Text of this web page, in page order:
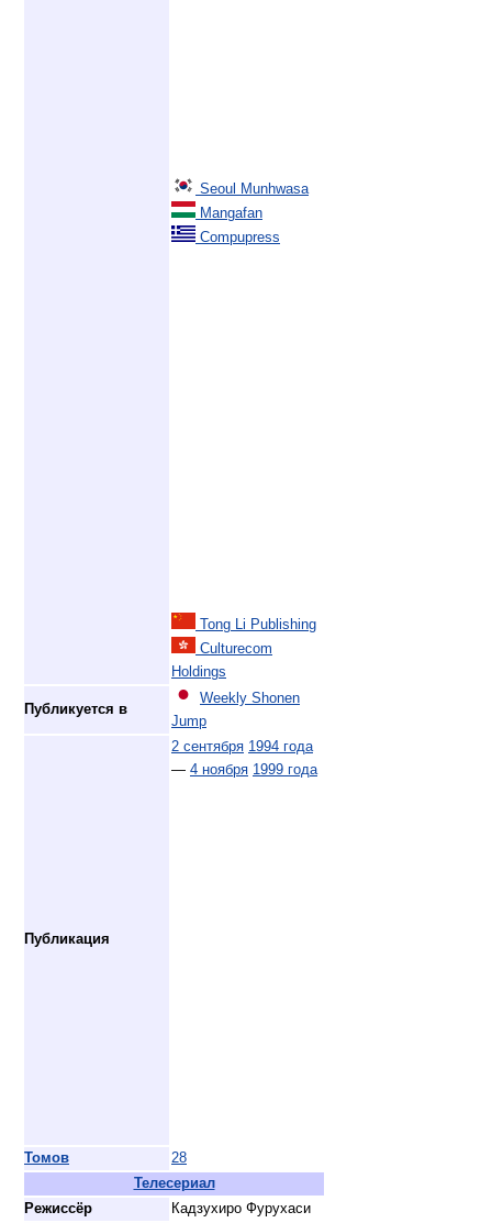
Seoul Munhwasa
Mangafan
Compupress
Tong Li Publishing
Culturecom
Holdings
Публикуется в
Weekly Shonen
Jump
Публикация
2 сентября 1994 года
— 4 ноября 1999 года
Томов
28
Телесериал
Режиссёр
Кадзухиро Фурухаси